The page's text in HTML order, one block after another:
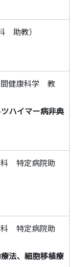
助教）
健康科学 教
ハイマー病非典
特定病院助
特定病院助
法、細胞移植療